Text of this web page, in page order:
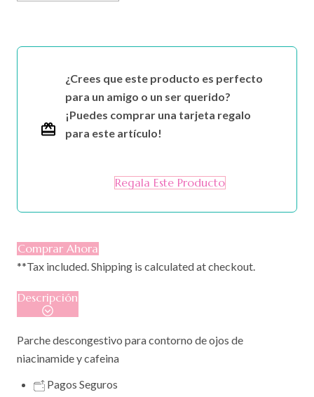
Water
¿Crees que este producto es perfecto
para un amigo o un ser querido?
¡Puedes comprar una tarjeta regalo
para este artículo!
Regala Este Producto
Comprar Ahora
**Tax included. Shipping is calculated at checkout.
Descripción
Parche descongestivo para contorno de ojos de
niacinamide y cafeina
Pagos Seguros